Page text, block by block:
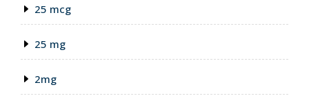
25 mcg
25 mg
2mg